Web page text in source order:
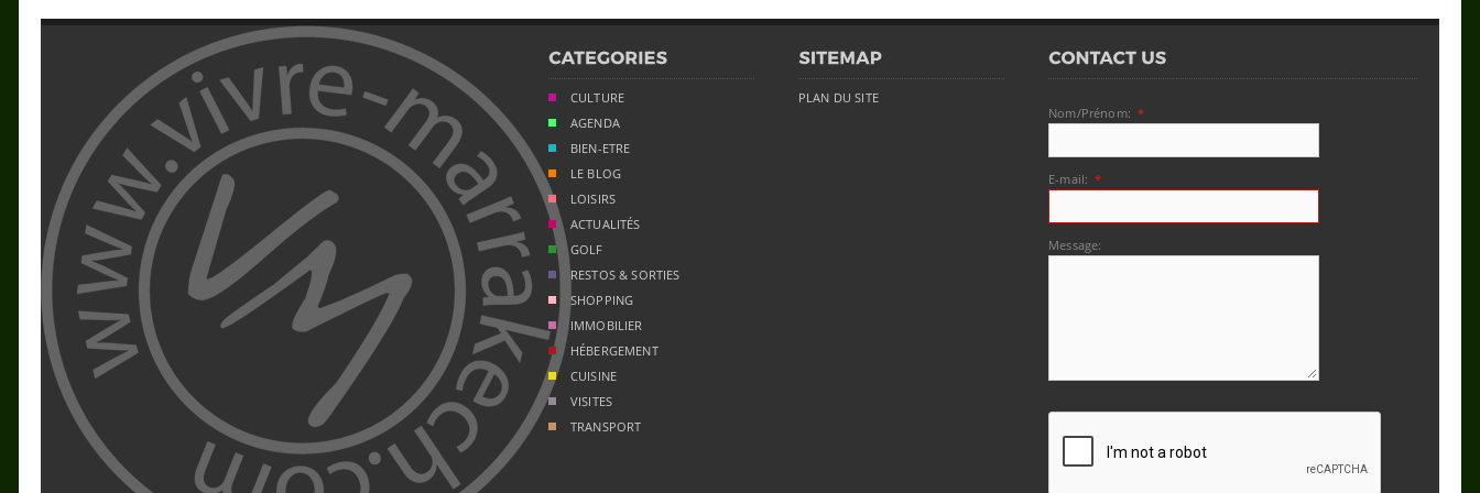
CULTURE
AGENDA
BIEN-ETRE
LE BLOG
LOISIRS
ACTUALITÉS
GOLF
RESTOS & SORTIES
SHOPPING
IMMOBILIER
HÉBERGEMENT
CUISINE
VISITES
TRANSPORT
PLAN DU SITE
Nom/Prénom: *
E-mail: *
Message: